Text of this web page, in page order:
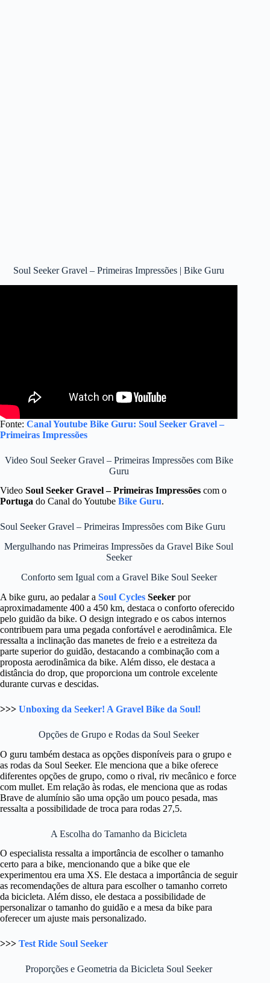
Soul Seeker Gravel – Primeiras Impressões | Bike Guru
Fonte: Canal Youtube Bike Guru: Soul Seeker Gravel –
Primeiras Impressões
Video Soul Seeker Gravel – Primeiras Impressões com Bike
Guru
Video Soul Seeker Gravel – Primeiras Impressões com o
Portuga do Canal do Youtube Bike Guru.
Soul Seeker Gravel – Primeiras Impressões com Bike Guru
Mergulhando nas Primeiras Impressões da Gravel Bike Soul
Seeker
Conforto sem Igual com a Gravel Bike Soul Seeker
A bike guru, ao pedalar a Soul Cycles Seeker por
aproximadamente 400 a 450 km, destaca o conforto oferecido
pelo guidão da bike. O design integrado e os cabos internos
contribuem para uma pegada confortável e aerodinâmica. Ele
ressalta a inclinação das manetes de freio e a estreiteza da
parte superior do guidão, destacando a combinação com a
proposta aerodinâmica da bike. Além disso, ele destaca a
distância do drop, que proporciona um controle excelente
durante curvas e descidas.
>>> Unboxing da Seeker! A Gravel Bike da Soul!
Opções de Grupo e Rodas da Soul Seeker
O guru também destaca as opções disponíveis para o grupo e
as rodas da Soul Seeker. Ele menciona que a bike oferece
diferentes opções de grupo, como o rival, riv mecânico e force
com mullet. Em relação às rodas, ele menciona que as rodas
Brave de alumínio são uma opção um pouco pesada, mas
ressalta a possibilidade de troca para rodas 27,5.
A Escolha do Tamanho da Bicicleta
O especialista ressalta a importância de escolher o tamanho
certo para a bike, mencionando que a bike que ele
experimentou era uma XS. Ele destaca a importância de seguir
as recomendações de altura para escolher o tamanho correto
da bicicleta. Além disso, ele destaca a possibilidade de
personalizar o tamanho do guidão e a mesa da bike para
oferecer um ajuste mais personalizado.
>>> Test Ride Soul Seeker
Proporções e Geometria da Bicicleta Soul Seeker